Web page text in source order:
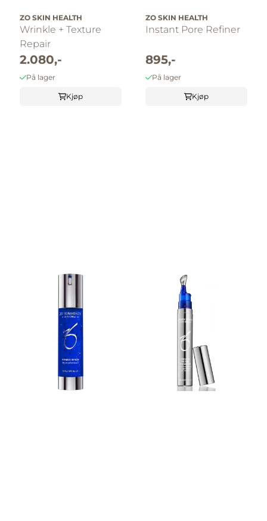
ZO SKIN HEALTH
Wrinkle + Texture
Repair
2.080,-
På lager
Kjøp
ZO SKIN HEALTH
Instant Pore Refiner
895,-
På lager
Kjøp